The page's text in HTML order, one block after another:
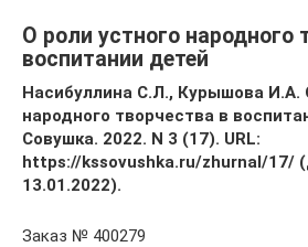
О роли устного народного
воспитании детей
Насибуллина С.Л., Курышова И.А.
народного творчества в
Совушка. 2022. N 3 (17). URL:
https://kssovushka.ru/zhurnal/17/
13.01.2022).
Заказ № 400279